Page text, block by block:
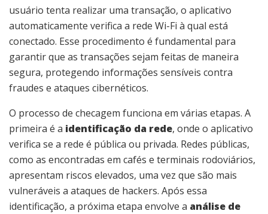
usuário tenta realizar uma transação, o aplicativo
automaticamente verifica a rede Wi-Fi à qual está
conectado. Esse procedimento é fundamental para
garantir que as transações sejam feitas de maneira
segura, protegendo informações sensíveis contra
fraudes e ataques cibernéticos.
O processo de checagem funciona em várias etapas. A
primeira é a identificação da rede, onde o aplicativo
verifica se a rede é pública ou privada. Redes públicas,
como as encontradas em cafés e terminais rodoviários,
apresentam riscos elevados, uma vez que são mais
vulneráveis a ataques de hackers. Após essa
identificação, a próxima etapa envolve a análise de